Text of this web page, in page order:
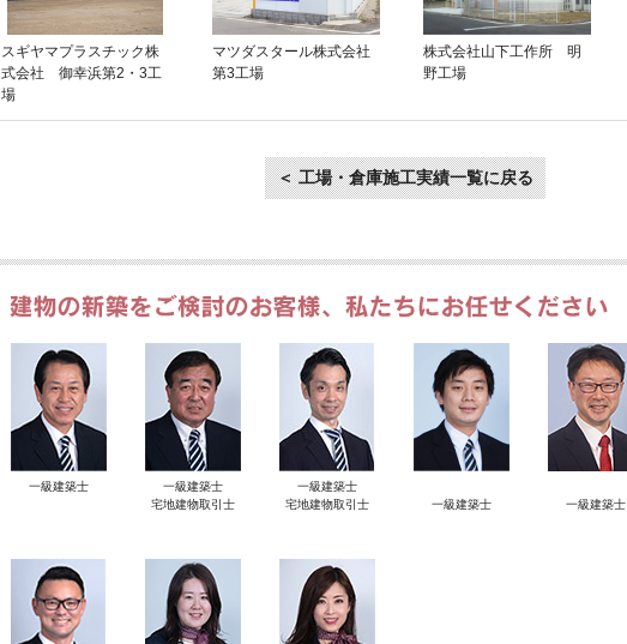
スギヤマプラスチック株
式会社 御幸浜第2・3工
場
マツダスタール株式会社
第3工場
株式会社山下工作所 明
野工場
＜ 工場・倉庫施工実績一覧に戻る
一級建築士
一級建築士
宅地建物取引士
一級建築士
宅地建物取引士
一級建築士 一級建築士